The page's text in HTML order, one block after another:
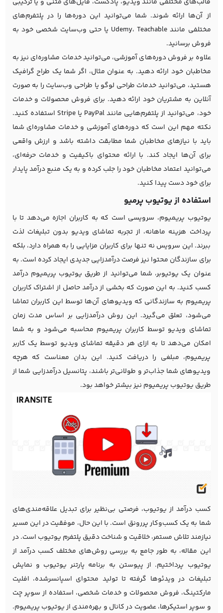
از آن‌ها ارائه شوند. شما می‌توانید این دوره‌ها را در پلتفرم‌های
مختلفی مانند Udemy، Teachable یا حتی وب‌سایت شخصی خود به
فروش برسانید.
علاوه بر فروش دوره‌های آموزشی، می‌توانید خدمات مشاوره‌ای نیز به
مخاطبان خود ارائه دهید. به عنوان مثال، اگر شما یک طراح گرافیک
هستید، می‌توانید خدمات طراحی لوگو یا طراحی وب‌سایت را به صورت
آنلاین به مشتریان خود ارائه دهید. برای فروش محصولات و خدمات
خود، می‌توانید از پلتفرم‌هایی مانند PayPal یا Stripe استفاده کنید.
نکته مهم این است که دوره‌های آموزشی و خدمات مشاوره‌ای شما
باید با نیازهای مخاطبان شما مطابقت داشته باشد و ارزش واقعی
برای آن‌ها ایجاد کند. با ارائه محتوای باکیفیت و خدمات حرفه‌ای،
می‌توانید اعتماد مخاطبان خود را جلب کرده و به یک منبع درآمد پایدار
برای خود دست پیدا کنید.
استفاده از یوتیوب پرمیو
یوتیوب پریمیوم، سرویسی است که به کاربران اجازه می‌دهد تا با
پرداخت هزینه ماهانه، از تجربه تماشای ویدیو بدون تبلیغات لذت
ببرند. این سرویس نه تنها برای کاربران مزایایی را به همراه دارد، بلکه
برای سازندگان محتوا نیز فرصت درآمدزایی جدیدی ایجاد کرده است. به
عنوان یک یوتیوبر، شما می‌توانید از طریق یوتیوب پریمیوم درآمد
کسب کنید. به این صورت که بخشی از درآمد حاصل از اشتراک کاربران
پریمیوم به سازندگانی که ویدیوهای آن‌ها توسط این کاربران تماشا
می‌شود، تعلق می‌گیرد. این روش درآمدزایی بر اساس مدت زمان
تماشای ویدیو توسط کاربران پریمیوم محاسبه می‌شود و به شما
امکان می‌دهد تا به ازای هر دقیقه تماشای ویدیو توسط یک کاربر
پریمیوم، مبلغی را دریافت کنید. این بدان معناست که هرچه
ویدیوهای شما جذاب‌تر و طولانی‌تر باشند، پتانسیل درآمدزایی شما از
طریق یوتیوب پریمیوم نیز بیشتر خواهد بود.
کسب درآمد از یوتیوب، فرصتی بی‌نظیر برای تبدیل علاقه‌مندی‌های
شما به یک کسب‌وکار پررونق است. با این حال، موفقیت در این مسیر
نیازمند تلاش مستمر، خلاقیت و شناخت دقیق پلتفرم یوتیوب است. در
این مقاله، به طور جامع به بررسی روش‌های مختلف کسب درآمد از
یوتیوب پرداختیم. از پیوستن به برنامه پارتنر یوتیوب و نمایش
تبلیغات در ویدئوها گرفته تا تولید محتوای اسپانسرشده، افلیت
مارکتینگ، فروش محصولات و خدمات شخصی، استفاده از سوپر چت
و سوپر استیکرها، عضویت در کانال و بهره‌مندی از یوتیوب پریمیوم.